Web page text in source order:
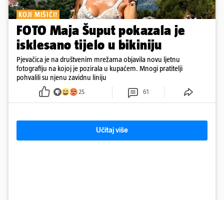
KOJI MIŠIĆI!
FOTO Maja Šuput pokazala je
isklesano tijelo u bikiniju
Pjevačica je na društvenim mrežama objavila novu ljetnu
fotografiju na kojoj je pozirala u kupaćem. Mnogi pratitelji
pohvalili su njenu zavidnu liniju
25 61
Učitaj više